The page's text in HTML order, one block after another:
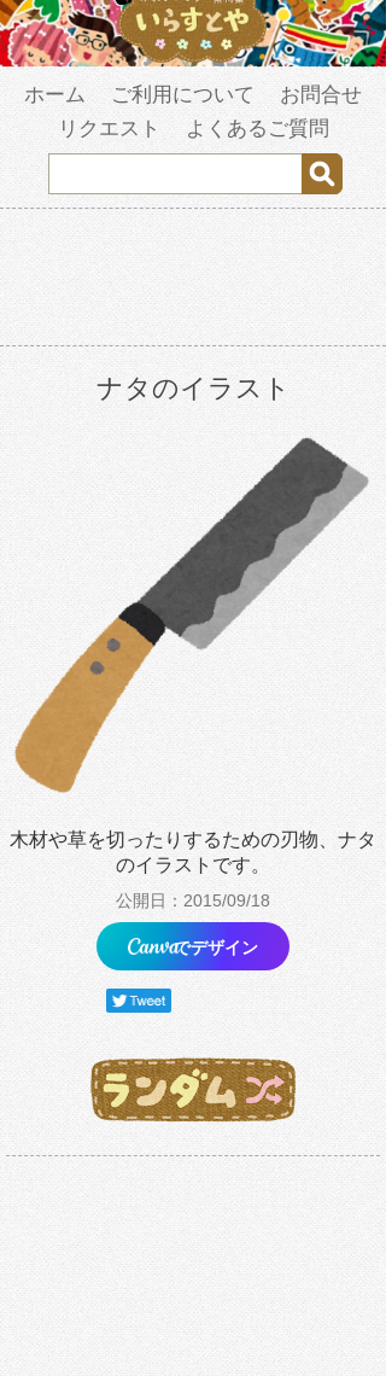
ホーム ご利用について
お問合せ
リクエスト
よくあるご質問
ナタのイラスト
木材や草を切ったりするための刃物、ナタ
のイラストです。
公開日：2015/09/18
でデザイン